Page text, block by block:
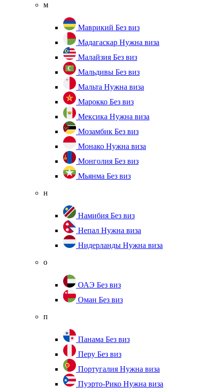
м
Маврикий Без виз
Мадагаскар Нужна виза
Малайзия Без виз
Мальдивы Без виз
Мальта Нужна виза
Марокко Без виз
Мексика Нужна виза
Мозамбик Без виз
Монако Нужна виза
Монголия Без виз
Мьянма Без виз
н
Намибия Без виз
Непал Нужна виза
Нидерланды Нужна виза
о
ОАЭ Без виз
Оман Без виз
п
Панама Без виз
Перу Без виз
Португалия Нужна виза
Пуэрто-Рико Нужна виза